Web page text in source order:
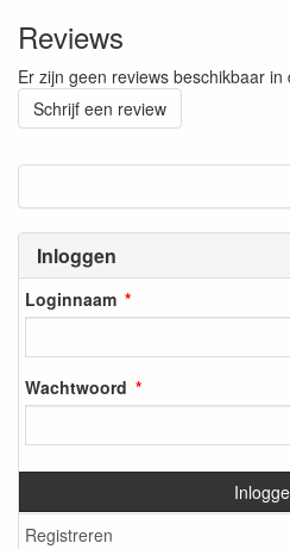
Inloggen
Loginnaam
Wachtwoord
Registreren
Reviews
Er zijn geen reviews beschikbaar in
Schrijf een review